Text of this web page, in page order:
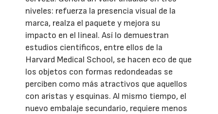
niveles: refuerza la presencia visual de la
marca, realza el paquete y mejora su
impacto en el lineal. Así lo demuestran
estudios científicos, entre ellos de la
Harvard Medical School, se hacen eco de que
los objetos con formas redondeadas se
perciben como más atractivos que aquellos
con aristas y esquinas. Al mismo tiempo, el
nuevo embalaje secundario, requiere menos